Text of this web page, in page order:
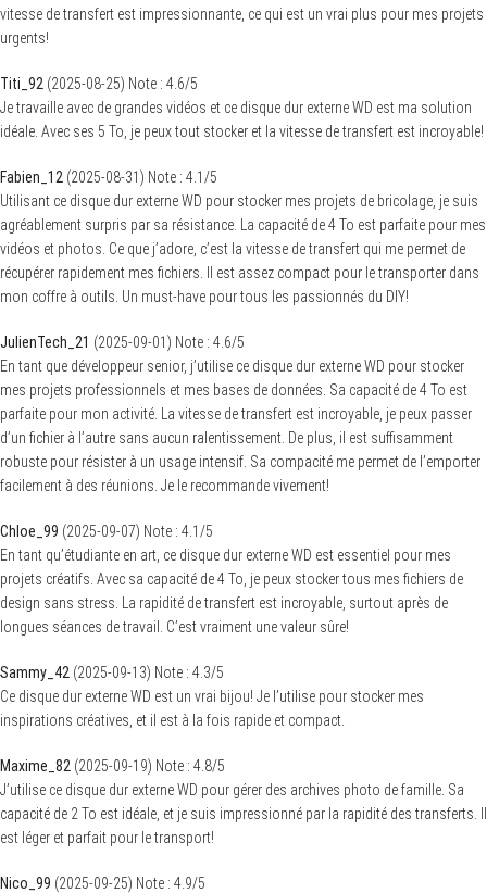
vitesse de transfert est impressionnante, ce qui est un vrai plus pour mes projets
urgents!
Titi_92 (2025-08-25) Note : 4.6/5
Je travaille avec de grandes vidéos et ce disque dur externe WD est ma solution
idéale. Avec ses 5 To, je peux tout stocker et la vitesse de transfert est incroyable!
Fabien_12 (2025-08-31) Note : 4.1 /5
Utilisant ce disque dur externe WD pour stocker mes projets de bricolage, je suis
agréablement surpris par sa résistance. La capacité de 4 To est parfaite pour mes
vidéos et photos. Ce que j’adore, c’est la vitesse de transfert qui me permet de
récupérer rapidement mes fichiers. Il est assez compact pour le transporter dans
mon coffre à outils. Un must-have pour tous les passionnés du DIY!
JulienTech_21 (2025-09-01) Note : 4.6/5
En tant que développeur senior, j’utilise ce disque dur externe WD pour stocker
mes projets professionnels et mes bases de données. Sa capacité de 4 To est
parfaite pour mon activité. La vitesse de transfert est incroyable, je peux passer
d’un fichier à l’autre sans aucun ralentissement. De plus, il est suffisamment
robuste pour résister à un usage intensif. Sa compacité me permet de l’emporter
facilement à des réunions. Je le recommande vivement!
Chloe_99 (2025-09-07) Note : 4.1 /5
En tant qu’étudiante en art, ce disque dur externe WD est essentiel pour mes
projets créatifs. Avec sa capacité de 4 To, je peux stocker tous mes fichiers de
design sans stress. La rapidité de transfert est incroyable, surtout après de
longues séances de travail. C’est vraiment une valeur sûre!
Sammy_42 (2025-09-13) Note : 4.3/5
Ce disque dur externe WD est un vrai bijou! Je l’utilise pour stocker mes
inspirations créatives, et il est à la fois rapide et compact.
Maxime_82 (2025-09-19) Note : 4.8/5
J’utilise ce disque dur externe WD pour gérer des archives photo de famille. Sa
capacité de 2 To est idéale, et je suis impressionné par la rapidité des transferts. Il
est léger et parfait pour le transport!
Nico_99 (2025-09-25) Note : 4.9/5